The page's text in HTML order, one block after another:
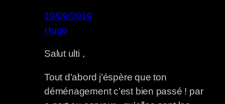
19/09/2019
Hugo
Salut ulti ,
Tout d’abord j’éspère que ton
déménagement c’est bien passé ! par